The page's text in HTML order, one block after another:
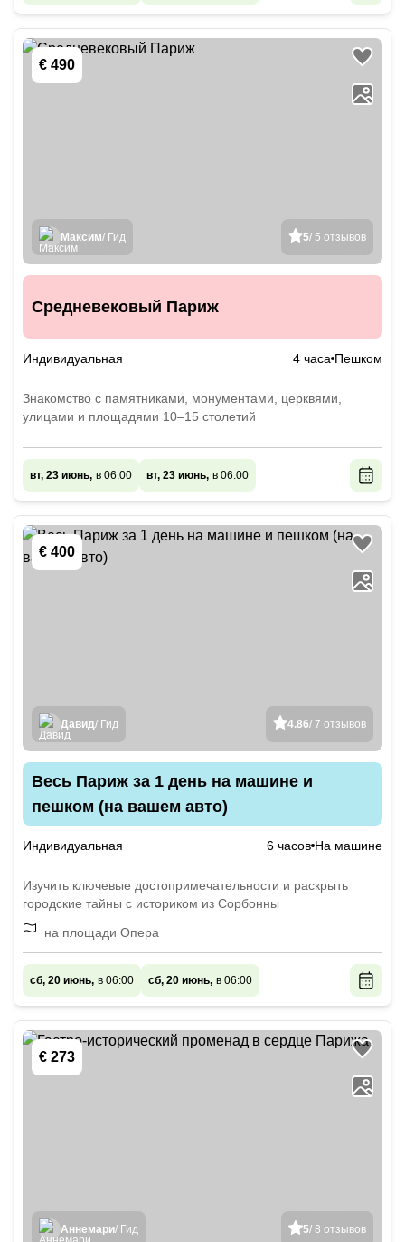
€ 490
5/ 5 отзывов
Максим/ Гид
Средневековый Париж
Индивидуальная 4 часа Пешком
Знакомство с памятниками, монументами, церквями,
улицами и площадями 10–15 столетий
вт, 23 июнь, в 06:00 вт, 23 июнь, в 06:00
€ 400
4.86/ 7 отзывов
Давид/ Гид
Весь Париж за 1 день на машине и
пешком (на вашем авто)
Индивидуальная 6 часов На машине
Изучить ключевые достопримечательности и раскрыть
городские тайны с историком из Сорбонны
на площади Опера
сб, 20 июнь, в 06:00 сб, 20 июнь, в 06:00
€ 273
5/ 8 отзывов
Аннемари/ Гид